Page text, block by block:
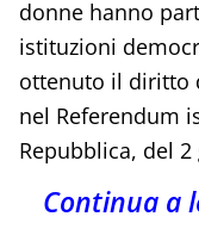
donne hanno
istituzioni
ottenuto il diritto
nel Referendum
Repubblica, del
Continua a